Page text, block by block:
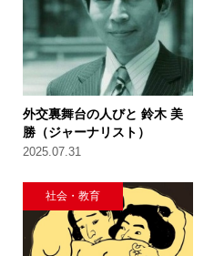
外交裏舞台の人びと 鈴木 美
勝（ジャーナリスト）
2025.07.31
社会・教育